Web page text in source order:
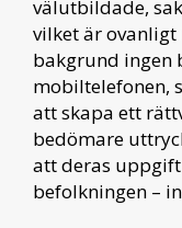
välutbildade,
vilket är ovanligt
bakgrund ingen
mobiltelefonen,
att skapa ett
bedömare
att deras
befolkningen –